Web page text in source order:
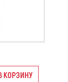
КОРЗИНУ